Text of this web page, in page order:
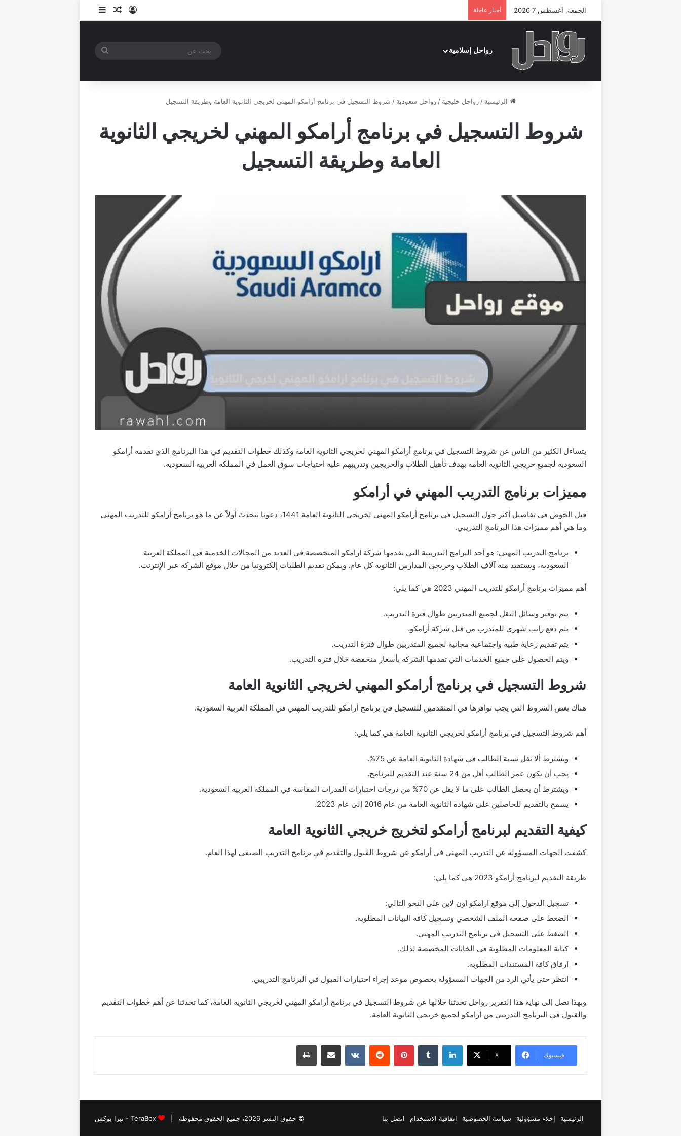
الجمعة, أغسطس 7 2026 أخبار عاجلة تسجيل الدخول
مقال عشوائي
إضافة عمود جانبي
رواحل إسلامية
بحث
الرئيسية / رواحل خليجية / رواحل سعودية / شروط التسجيل في برنامج أرامكو المهني لخريجي الثانوية العامة وطريقة التسجيل
شروط التسجيل في برنامج أرامكو المهني لخريجي الثانوية
العامة وطريقة التسجيل
يتساءل الكثير من الناس عن شروط التسجيل في برنامج أرامكو المهني لخريجي الثانوية العامة وكذلك خطوات التقديم في هذا البرنامج الذي تقدمه أرامكو
السعودية لجميع خريجي الثانوية العامة بهدف تأهيل الطلاب والخريجين وتدريبهم عليه احتياجات سوق العمل في المملكة العربية السعودية.
مميزات برنامج التدريب المهني في أرامكو
قبل الخوض في تفاصيل أكثر حول التسجيل في برنامج أرامكو المهني لخريجي الثانوية العامة 1441، دعونا نتحدث أولاً عن ما هو برنامج أرامكو للتدريب المهني
وما هي أهم مميزات هذا البرنامج التدريبي.
برنامج التدريب المهني: هو أحد البرامج التدريبية التي تقدمها شركة أرامكو المتخصصة في العديد من المجالات الخدمية في المملكة العربية
السعودية، ويستفيد منه آلاف الطلاب وخريجي المدارس الثانوية كل عام. ويمكن تقديم الطلبات إلكترونيا من خلال موقع الشركة عبر الإنترنت.
أهم مميزات برنامج أرامكو للتدريب المهني 2023 هي كما يلي:
يتم توفير وسائل النقل لجميع المتدربين طوال فترة التدريب.
يتم دفع راتب شهري للمتدرب من قبل شركة أرامكو.
يتم تقديم رعاية طبية واجتماعية مجانية لجميع المتدربين طوال فترة التدريب.
ويتم الحصول على جميع الخدمات التي تقدمها الشركة بأسعار منخفضة خلال فترة التدريب.
شروط التسجيل في برنامج أرامكو المهني لخريجي الثانوية العامة
هناك بعض الشروط التي يجب توافرها في المتقدمين للتسجيل في برنامج أرامكو للتدريب المهني في المملكة العربية السعودية.
أهم شروط التسجيل في برنامج أرامكو لخريجي الثانوية العامة هي كما يلي:
ويشترط ألا تقل نسبة الطالب في شهادة الثانوية العامة عن 75%.
يجب أن يكون عمر الطالب أقل من 24 سنة عند التقديم للبرنامج.
ويشترط أن يحصل الطالب على ما لا يقل عن 70% من درجات اختبارات القدرات المقاسة في المملكة العربية السعودية.
يسمح بالتقديم للحاصلين على شهادة الثانوية العامة من عام 2016 إلى عام 2023.
كيفية التقديم لبرنامج أرامكو لتخريج خريجي الثانوية العامة
كشفت الجهات المسؤولة عن التدريب المهني في أرامكو عن شروط القبول والتقديم في برنامج التدريب الصيفي لهذا العام.
طريقة التقديم لبرنامج أرامكو 2023 هي كما يلي:
تسجيل الدخول إلى موقع ارامكو اون لاين على النحو التالي:
الضغط على صفحة الملف الشخصي وتسجيل كافة البيانات المطلوبة.
الضغط على التسجيل في برنامج التدريب المهني.
كتابة المعلومات المطلوبة في الخانات المخصصة لذلك.
إرفاق كافة المستندات المطلوبة.
انتظر حتى يأتي الرد من الجهات المسؤولة بخصوص موعد إجراء اختبارات القبول في البرنامج التدريبي.
وبهذا نصل إلى نهاية هذا التقرير رواحل تحدثنا خلالها عن شروط التسجيل في برنامج أرامكو المهني لخريجي الثانوية العامة، كما تحدثنا عن أهم خطوات التقديم
والقبول في البرنامج التدريبي من أرامكو لجميع خريجي الثانوية العامة.
فيسبوك ‫X
لينكدإن بينتيريست مشاركة عبر البريد طباعة
© حقوق النشر 2026، جميع الحقوق محفوظة | TeraBox - تيرا بوكس الرئيسية إخلاء مسؤولية سياسة الخصوصية اتفاقية الاستخدام اتصل بنا